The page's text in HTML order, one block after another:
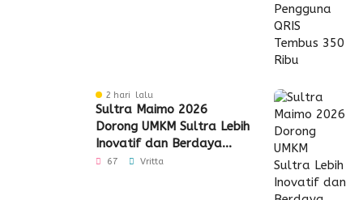
2 hari lalu
Sultra Maimo 2026
Dorong UMKM Sultra Lebih
Inovatif dan Berdaya
Saing
67 Vritta